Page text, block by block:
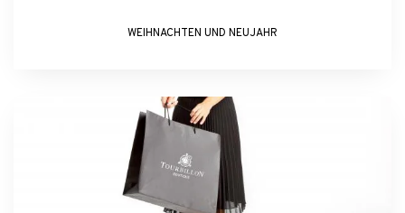
WEIHNACHTEN UND NEUJAHR